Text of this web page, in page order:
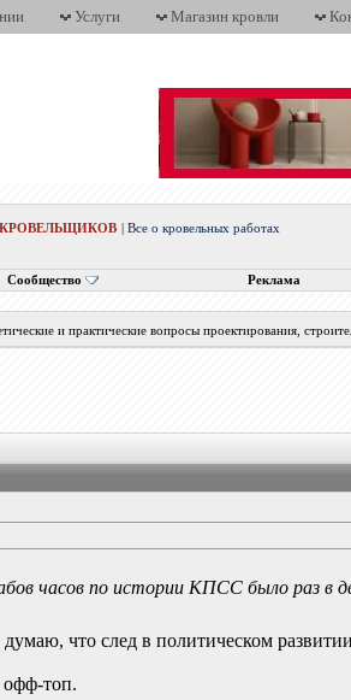
Услуги Магазин кровли
|Все о кровельных работах
Сообщество Реклама
и практические вопросы проектирования,
часов по истории КПСС было раз в
что след в политическом
офф-топ.